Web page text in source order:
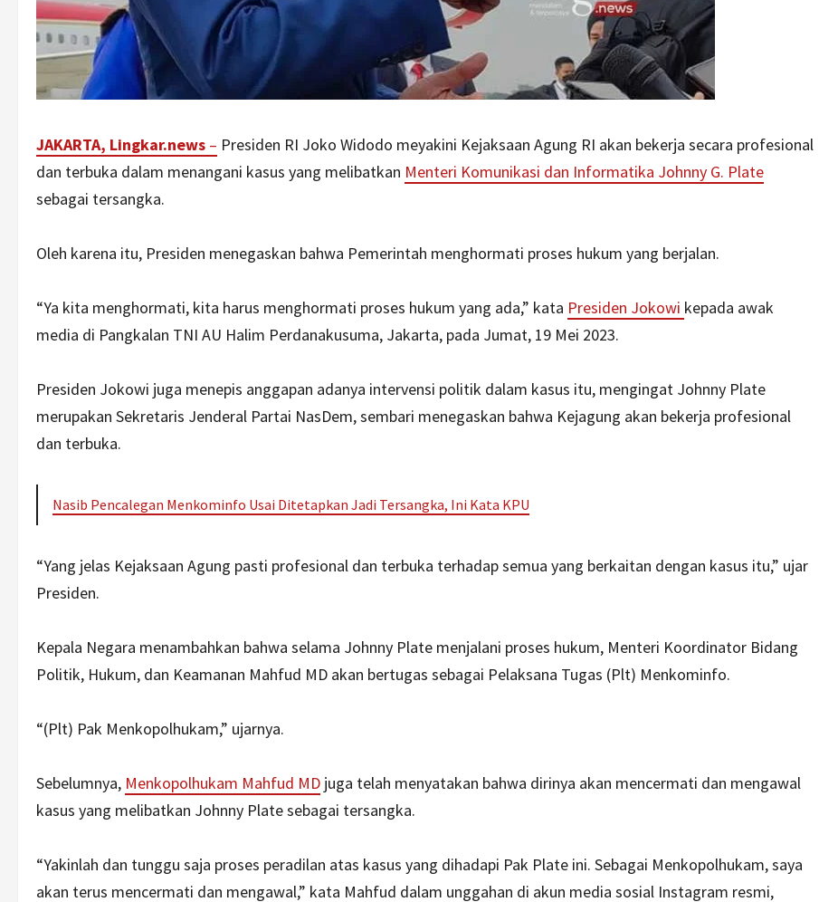
JAKARTA, Lingkar.news – Presiden RI Joko Widodo meyakini Kejaksaan Agung RI akan bekerja secara profesional
dan terbuka dalam menangani kasus yang melibatkan Menteri Komunikasi dan Informatika Johnny G. Plate
sebagai tersangka.
Oleh karena itu, Presiden menegaskan bahwa Pemerintah menghormati proses hukum yang berjalan.
“Ya kita menghormati, kita harus menghormati proses hukum yang ada,” kata Presiden Jokowi kepada awak
media di Pangkalan TNI AU Halim Perdanakusuma, Jakarta, pada Jumat, 19 Mei 2023.
Presiden Jokowi juga menepis anggapan adanya intervensi politik dalam kasus itu, mengingat Johnny Plate
merupakan Sekretaris Jenderal Partai NasDem, sembari menegaskan bahwa Kejagung akan bekerja profesional
dan terbuka.
Nasib Pencalegan Menkominfo Usai Ditetapkan Jadi Tersangka, Ini Kata KPU
“Yang jelas Kejaksaan Agung pasti profesional dan terbuka terhadap semua yang berkaitan dengan kasus itu,” ujar
Presiden.
Kepala Negara menambahkan bahwa selama Johnny Plate menjalani proses hukum, Menteri Koordinator Bidang
Politik, Hukum, dan Keamanan Mahfud MD akan bertugas sebagai Pelaksana Tugas (Plt) Menkominfo.
“(Plt) Pak Menkopolhukam,” ujarnya.
Sebelumnya, Menkopolhukam Mahfud MD juga telah menyatakan bahwa dirinya akan mencermati dan mengawal
kasus yang melibatkan Johnny Plate sebagai tersangka.
“Yakinlah dan tunggu saja proses peradilan atas kasus yang dihadapi Pak Plate ini. Sebagai Menkopolhukam, saya
akan terus mencermati dan mengawal,” kata Mahfud dalam unggahan di akun media sosial Instagram resmi,